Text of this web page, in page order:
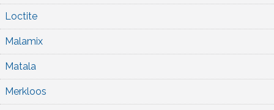
Loctite
Malamix
Matala
Merkloos